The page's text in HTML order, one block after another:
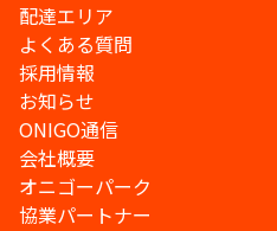
配達エリア
よくある質問
採用情報
お知らせ
ONIGO通信
会社概要
オニゴーパーク
協業パートナー